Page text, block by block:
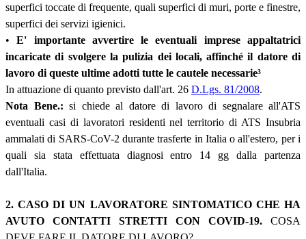
superfici toccate di frequente, quali superfici di muri, porte e finestre,
superfici dei servizi igienici.
•E' importante avvertire le eventuali imprese appaltatrici
incaricate di svolgere la pulizia dei locali, affinché il datore di
lavoro di queste ultime adotti tutte le cautele necessarie³
In attuazione di quanto previsto dall'art. 26 D.Lgs. 81/2008.
Nota Bene.: si chiede al datore di lavoro di segnalare all'ATS
eventuali casi di lavoratori residenti nel territorio di ATS Insubria
ammalati di SARS-CoV-2 durante trasferte in Italia o all'estero, per i
quali sia stata effettuata diagnosi entro 14 gg dalla partenza
dall'Italia.
2. CASO DI UN LAVORATORE SINTOMATICO CHE HA
AVUTO CONTATTI STRETTI CON COVID-19. COSA